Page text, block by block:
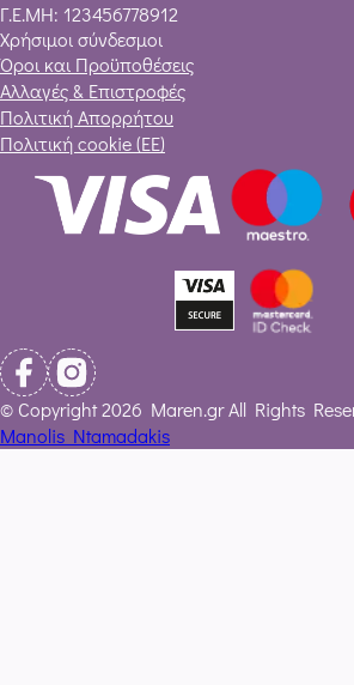
Χρήσιμοι σύνδεσμοι
Όροι και Προϋποθέσεις
Αλλαγές & Επιστροφές
Πολιτική Απορρήτου
Πολιτική cookie (ΕΕ)
Γ.Ε.ΜΗ: 123456778912
© Copyright 2026 Maren.gr All Rights
Manolis Ntamadakis